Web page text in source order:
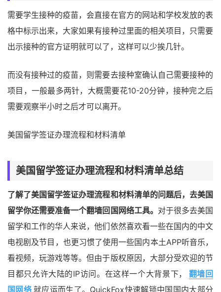
需要学生接种的疫苗，会直接在官方的网站和学校发放的表
格中标示出来，大家如果有接种过里面的相关项目，只需要
出示接种的官方证明就可以了，这样可以少挨几针。
而没有接种过的疫苗，则需要去接种室确认自己需要接种的
项目，一般最多两针，大概需要花10-20分钟，接种完之后
需要观察半小时之后才可以离开。
美国留学签证办理流程和材料清单
美国留学签证办理流程和材料清单总结
了解了美国留学签证办理流程和材料清单的问题后，去美国
留学你还需要准备一个翻墙回国网络工具。 对于很多去美国
留学和工作的华人来说，他们依然喜欢看一些在国内的中文
电视剧及节目，也更习惯了使用一些国内本土APP听音乐，
看视频，玩游戏等等。但由于版权原因，大部分受欢迎的节
目都只允许大陆的IP访问。在这样一个大背景下，
翻墙回
国网络 就应运而生了。QuickFox快速解锁中国国内大部分